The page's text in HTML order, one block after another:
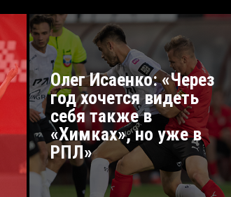
Олег Исаенко: «Через
год хочется видеть
себя также в
«Химках», но уже в
РПЛ»